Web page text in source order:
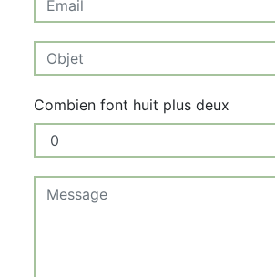
Combien font huit plus deux